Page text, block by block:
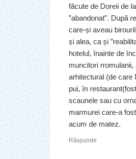
făcute de Doreii de
”abandonat”. După
care-și aveau
și alea, ca și
hotelul, înainte de
muncitori
arhitectural (de care
pui, în
scaunele sau cu
marmurei care-a
acum de matez.
Răspunde